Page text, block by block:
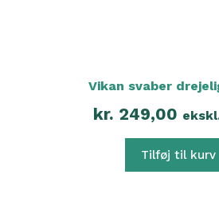
Vikan svaber
kr. 249,00
Tilføj til kurv